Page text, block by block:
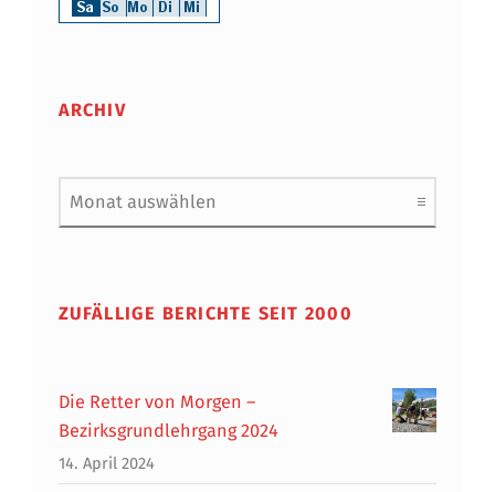
ARCHIV
Archiv
ZUFÄLLIGE BERICHTE SEIT 2000
Die Retter von Morgen –
Bezirksgrundlehrgang 2024
14. April 2024